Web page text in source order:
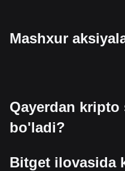
Mashxur
Qayerdan
bo'ladi?
Bitget ilovasida